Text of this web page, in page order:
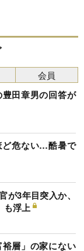
豊田章男の回答が
ど危ない…酷暑で
3年目突入か、
も浮上
層」の家にない
会員